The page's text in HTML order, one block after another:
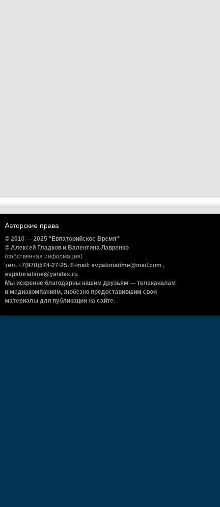
Авторские права
© 2010 — 2025 "Евпаторийское Время"
© Алексей Гладков и Валентина Лавренко
(собственная информация)
тел. +7(978)574-27-25. E-mail: evpatoriatime@mail.com ,
evpatoriatime@yandex.ru
Мы искренне благодарны нашим друзьям — телеканалам
и медиакомпаниям, любезно предоставившим свои
материалы для публикации на сайте.